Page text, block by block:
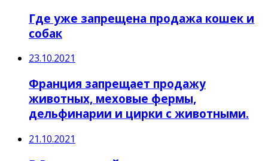
Где уже запрещена продажа кошек и
собак
23.10.2021
Франция запрещает продажу
животных, меховые фермы,
дельфинарии и цирки с животными.
21.10.2021